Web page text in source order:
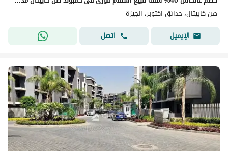
صن كابيتال، حدائق اكتوبر، الجيزة
الإيميل
اتصل